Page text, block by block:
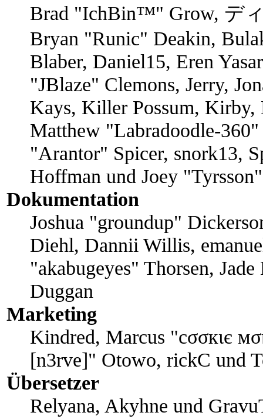
Brad "IchBin™" Grow, デ
Bryan "Runic" Deakin,
Blaber, Daniel15, Eren
"JBlaze" Clemons, Jerry,
Kays, Killer Possum,
Matthew "Labradoodle-
"Arantor" Spicer, snork13,
Hoffman und Joey
Dokumentation
Joshua "groundup"
Diehl, Dannii Willis,
"akabugeyes" Thorsen,
Duggan
Marketing
Kindred, Marcus "cσσкιє
[n3rve]" Otowo, rickC und
Übersetzer
Relyana, Akyhne und